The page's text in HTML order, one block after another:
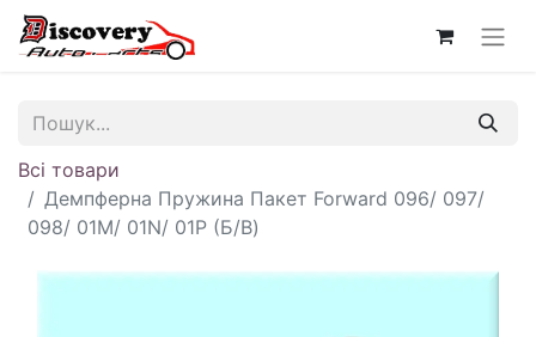
Всі товари
Демпферна Пружина Пакет Forward 096/ 097/
098/ 01M/ 01N/ 01P (Б/В)